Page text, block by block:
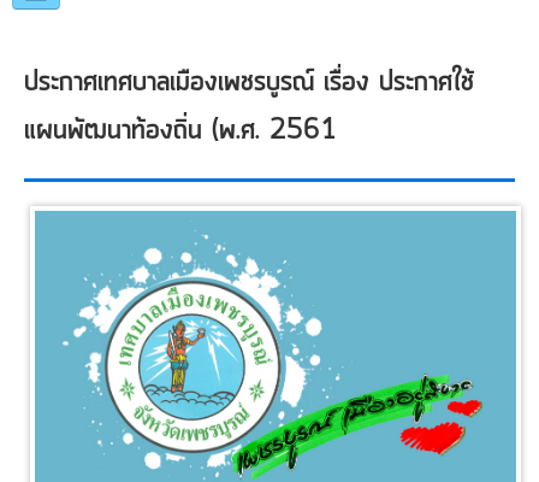
แนะนำเทศบาล
คณะผู้บริหาร
แผนการดำเนินงาน
ข่าวประชาสัมพันธ์
หน่วยงานภายใน
ภาพกิจกรรม
อื่นๆ
ประกาศเทศบาลเมืองเพชรบูรณ์ เรื่อง ประกาศใช้
แผนพัฒนาท้องถิ่น (พ.ศ. 2561